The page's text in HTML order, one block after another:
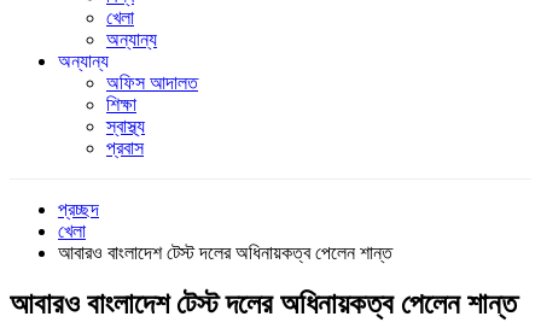
খেলা
অন্যান্য
অন্যান্য
অফিস আদালত
শিক্ষা
স্বাস্থ্য
প্রবাস
প্রচ্ছদ
খেলা
আবারও বাংলাদেশ টেস্ট দলের অধিনায়কত্ব পেলেন শান্ত
আবারও বাংলাদেশ টেস্ট দলের অধিনায়কত্ব পেলেন শান্ত